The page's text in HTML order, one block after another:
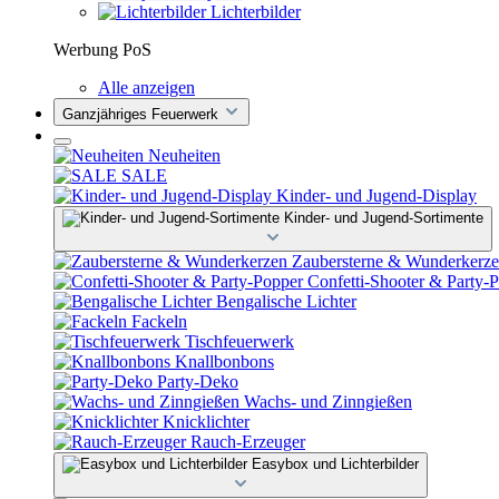
Lichterbilder
Werbung PoS
Alle anzeigen
Ganzjähriges Feuerwerk
Neuheiten
SALE
Kinder- und Jugend-Display
Kinder- und Jugend-Sortimente
Zaubersterne &
Confetti-Shooter & Party-
Bengalische Lichter
Fackeln
Tischfeuerwerk
Knallbonbons
Party-Deko
Wachs- und Zinngießen
Knicklichter
Rauch-Erzeuger
Easybox und Lichterbilder